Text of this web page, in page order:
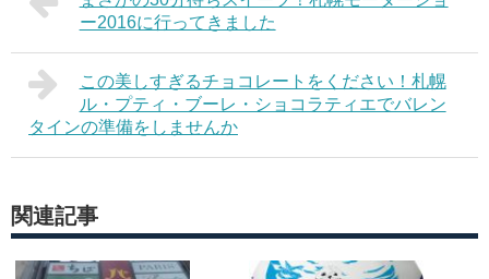
ー2016に行ってきました
この美しすぎるチョコレートをください！札幌
ル・プティ・ブーレ・ショコラティエでバレン
タインの準備をしませんか
関連記事